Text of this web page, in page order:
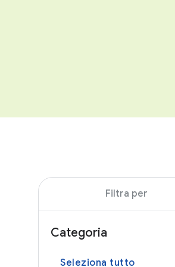
Filtra per
Categoria
Seleziona tutto